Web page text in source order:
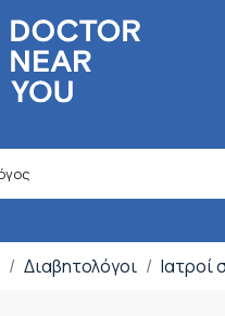
Διαβητολόγοι Ιατροί